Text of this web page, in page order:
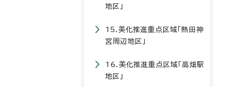
地区」
15.美化推進重点区域「熱田神
宮周辺地区」
16.美化推進重点区域「高畑駅
地区」